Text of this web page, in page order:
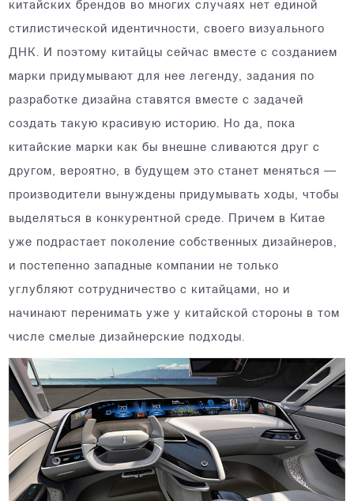
китайских брендов во многих случаях нет единой
стилистической идентичности, своего визуального
ДНК. И поэтому китайцы сейчас вместе с созданием
марки придумывают для нее легенду, задания по
разработке дизайна ставятся вместе с задачей
создать такую красивую историю. Но да, пока
китайские марки как бы внешне сливаются друг с
другом, вероятно, в будущем это станет меняться —
производители вынуждены придумывать ходы, чтобы
выделяться в конкурентной среде. Причем в Китае
уже подрастает поколение собственных дизайнеров,
и постепенно западные компании не только
углубляют сотрудничество с китайцами, но и
начинают перенимать уже у китайской стороны в том
числе смелые дизайнерские подходы.